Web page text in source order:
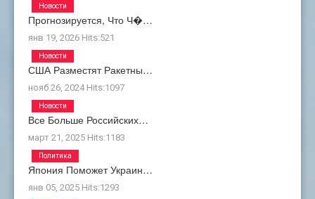
Прогнозируется, Что Ч�…
янв 19, 2026 Hits:521
Новости
США Разместят Ракетны…
нояб 26, 2024 Hits:1097
Новости
Все Больше Российских…
март 21, 2025 Hits:1183
Новости
Япония Поможет Украин…
янв 05, 2025 Hits:1293
Политика